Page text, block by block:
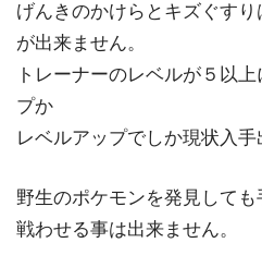
げんきのかけらとキズぐす
が出来ません。
トレーナーのレベルが５以
プか
レベルアップでしか現状入手
野生のポケモンを発見して
戦わせる事は出来ません。